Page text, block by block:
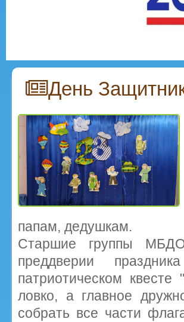
День
папам, дедушкам.
Старшие группы
преддверии
патриотическом
ловко, а главное
собрать все части